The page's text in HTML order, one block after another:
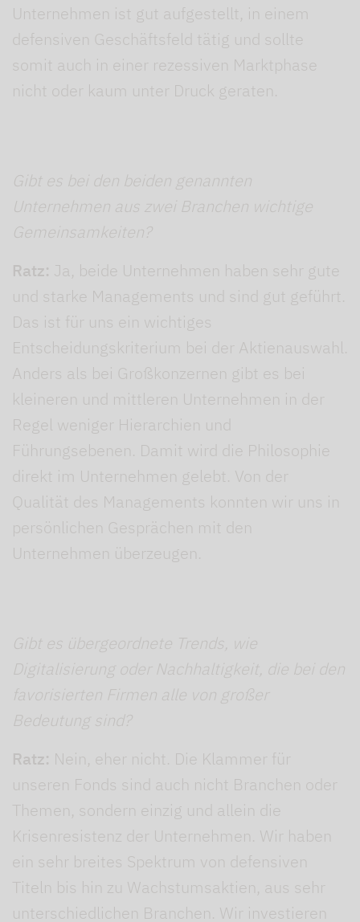
Unternehmen ist gut aufgestellt, in einem
defensiven Geschäftsfeld tätig und sollte
somit auch in einer rezessiven Marktphase
nicht oder kaum unter Druck geraten.
Gibt es bei den beiden genannten
Unternehmen aus zwei Branchen wichtige
Gemeinsamkeiten?
Ratz: Ja, beide Unternehmen haben sehr gute
und starke Managements und sind gut geführt.
Das ist für uns ein wichtiges
Entscheidungskriterium bei der Aktienauswahl.
Anders als bei Großkonzernen gibt es bei
kleineren und mittleren Unternehmen in der
Regel weniger Hierarchien und
Führungsebenen. Damit wird die Philosophie
direkt im Unternehmen gelebt. Von der
Qualität des Managements konnten wir uns in
persönlichen Gesprächen mit den
Unternehmen überzeugen.
Gibt es übergeordnete Trends, wie
Digitalisierung oder Nachhaltigkeit, die bei den
favorisierten Firmen alle von großer
Bedeutung sind?
Ratz: Nein, eher nicht. Die Klammer für
unseren Fonds sind auch nicht Branchen oder
Themen, sondern einzig und allein die
Krisenresistenz der Unternehmen. Wir haben
ein sehr breites Spektrum von defensiven
Titeln bis hin zu Wachstumsaktien, aus sehr
unterschiedlichen Branchen. Wir investieren